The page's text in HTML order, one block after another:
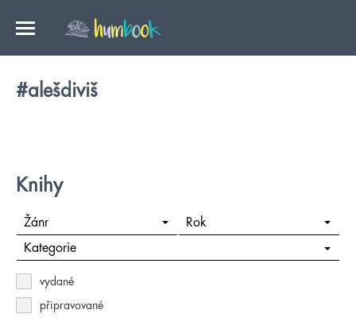
#alešdiviš
Knihy
Žánr Rok
Kategorie
vydané
připravované